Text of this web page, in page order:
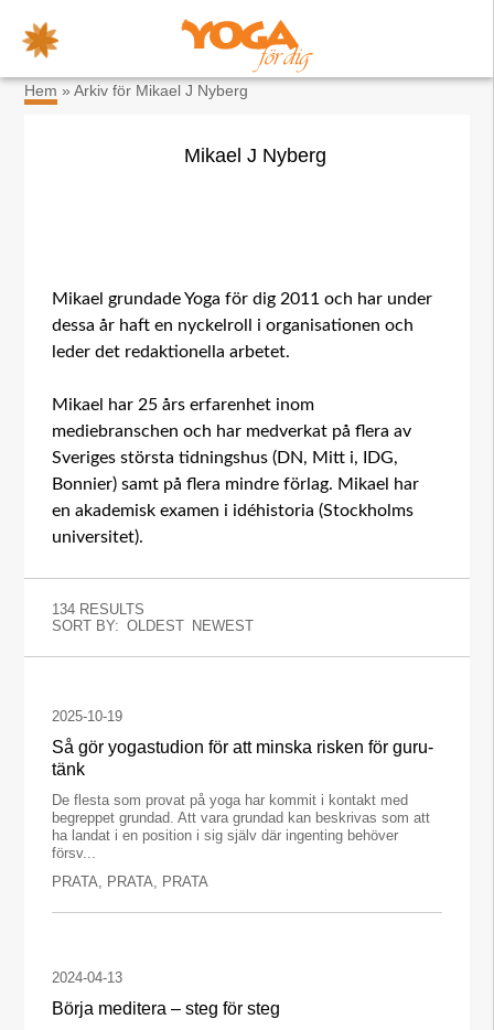
Hem »Arkiv för Mikael J Nyberg
Mikael J Nyberg
Mikael grundade Yoga för dig 2011 och har under
dessa år haft en nyckelroll i organisationen och
leder det redaktionella arbetet.
Mikael har 25 års erfarenhet inom
mediebranschen och har medverkat på flera av
Sveriges största tidningshus (DN, Mitt i, IDG,
Bonnier) samt på flera mindre förlag. Mikael har
en akademisk examen i idéhistoria (Stockholms
universitet).
134 RESULTS
SORT BY: OLDEST NEWEST
2025-10-19
Så gör yogastudion för att minska risken för guru-
tänk
De flesta som provat på yoga har kommit i kontakt med
begreppet grundad. Att vara grundad kan beskrivas som att
ha landat i en position i sig själv där ingenting behöver
försv...
PRATA, PRATA, PRATA
2024-04-13
Börja meditera – steg för steg